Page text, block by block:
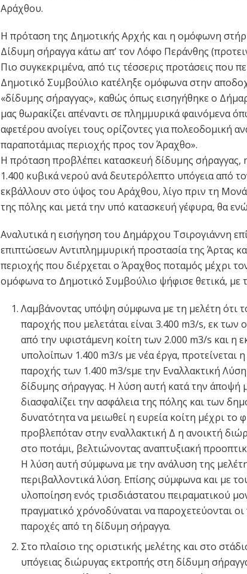
Αράχθου.
Η πρόταση της Δημοτικής Αρχής και η ομόφωνη
Δίδυμη σήραγγα κάτω απ’ τον Λόφο Περάνθης
Πιο συγκεκριμένα, από τις τέσσερις προτάσεις που
Δημοτικό Συμβούλιο κατέληξε ομόφωνα στην
«δίδυμης σήραγγας», καθώς όπως εισηγήθηκε ο
μας θωρακίζει απέναντι σε πλημμυρικά φαινόμενα
αφετέρου ανοίγει τους ορίζοντες για πολεοδομική
παραποτάμιας περιοχής προς τον Άραχθο».
Η πρόταση προβλέπει κατασκευή δίδυμης σήραγγας,
1.400 κυβικά νερού ανά δευτερόλεπτο υπόγεια από
εκβάλλουν στο ύψος του Αράχθου, λίγο πριν τη
της πόλης και μετά την υπό κατασκευή γέφυρα, θα
Αναλυτικά η εισήγηση του Δημάρχου Τσιρογιάννη
επιπτώσεων Αντιπλημμυρική προστασία της Άρτας
περιοχής που διέρχεται ο Άραχθος ποταμός μέχρι
ομόφωνα το Δημοτικό Συμβούλιο ψήφισε θετικά, με
Λαμβάνοντας υπόψη σύμφωνα με τη μελέτη ότι
παροχής που μελετάται είναι 3.400 m3/s, εκ των
από την υφιστάμενη κοίτη των 2.000 m3/s και η
υπολοίπων 1.400 m3/s με νέα έργα, προτείνεται
παροχής των 1.400 m3/sμε την Εναλλακτική
δίδυμης σήραγγας. Η λύση αυτή κατά την άποψή
διασφαλίζει την ασφάλεια της πόλης και των
δυνατότητα να μειωθεί η ευρεία κοίτη μέχρι το
προβλεπόταν στην εναλλακτική Δ η ανοικτή
στο ποτάμι, βελτιώνοντας αναπτυξιακή
Η λύση αυτή σύμφωνα με την ανάλυση της
περιβαλλοντικά λύση. Επίσης σύμφωνα και με
υλοποίηση ενός τρισδιάστατου πειραματικού
πραγματικό χρόνοδύναται να παροχετεύονται
παροχές από τη δίδυμη σήραγγα.
Στο πλαίσιο της οριστικής μελέτης και στο
υπόγειας διώρυγας εκτροπής στη δίδυμη